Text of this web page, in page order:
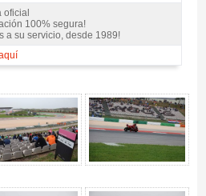
oficial
100% segura!
a su servicio, desde 1989!